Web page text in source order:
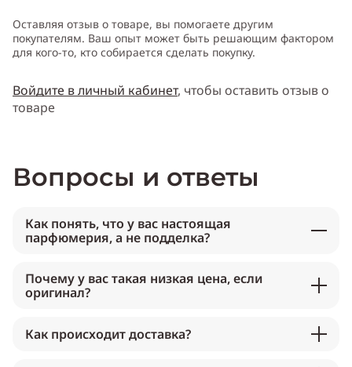
Оставляя отзыв о товаре, вы помогаете другим
покупателям. Ваш опыт может быть решающим фактором
для кого-то, кто собирается сделать покупку.
Войдите в личный кабинет, чтобы оставить отзыв о
товаре
Вопросы и ответы
Как понять, что у вас настоящая
парфюмерия, а не подделка?
Почему у вас такая низкая цена, если
оригинал?
Как происходит доставка?